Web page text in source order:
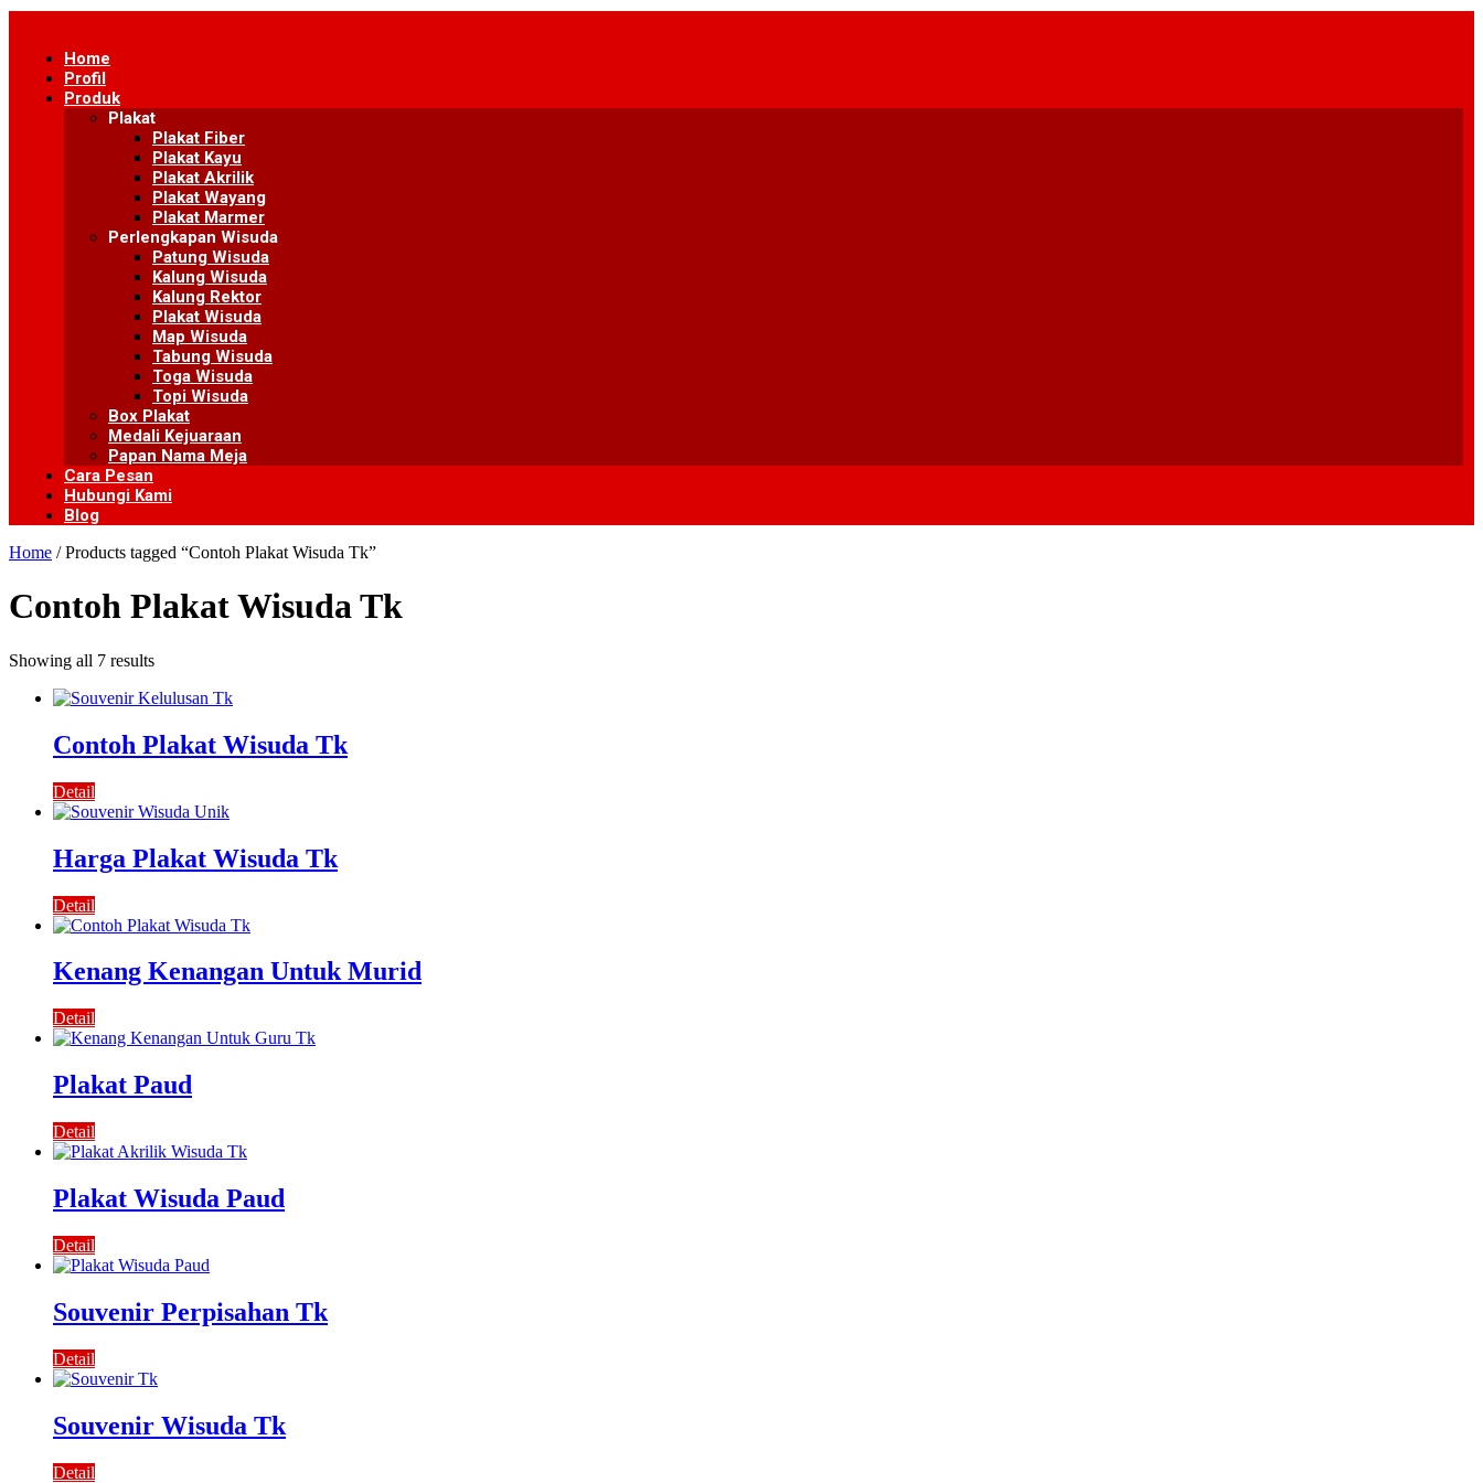
content
Home
Profil
Produk
Plakat
Plakat Fiber
Plakat Kayu
Plakat Akrilik
Plakat Wayang
Plakat Marmer
Perlengkapan Wisuda
Patung Wisuda
Kalung Wisuda
Kalung Rektor
Plakat Wisuda
Map Wisuda
Tabung Wisuda
Toga Wisuda
Topi Wisuda
Box Plakat
Medali Kejuaraan
Papan Nama Meja
Cara Pesan
Hubungi Kami
Blog
Home / Products tagged “Contoh Plakat Wisuda Tk”
Contoh Plakat Wisuda Tk
Showing all 7 results
Contoh Plakat Wisuda Tk
Detail
Harga Plakat Wisuda Tk
Detail
Kenang Kenangan Untuk Murid
Detail
Plakat Paud
Detail
Plakat Wisuda Paud
Detail
Souvenir Perpisahan Tk
Detail
Souvenir Wisuda Tk
Detail